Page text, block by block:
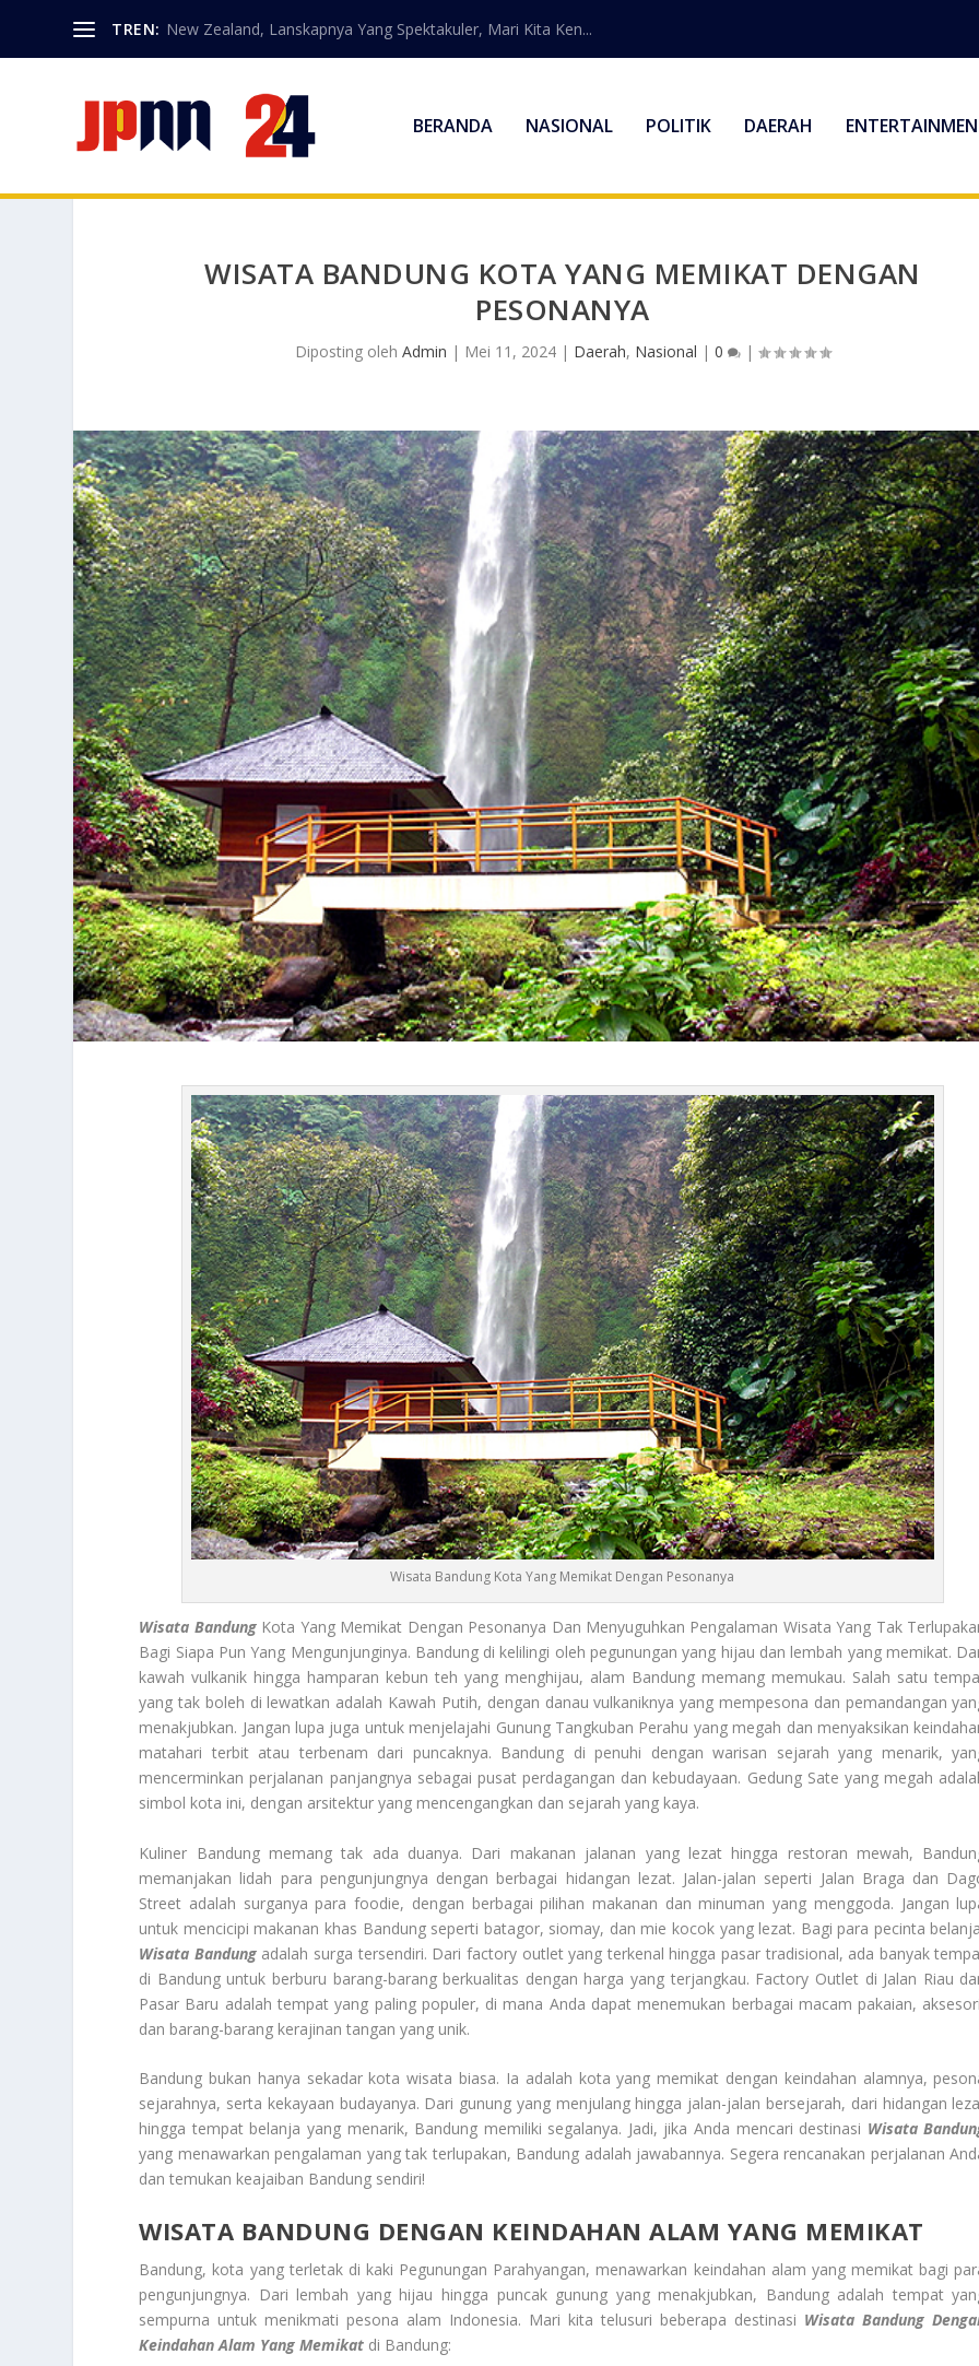
TREN: New Zealand, Lanskapnya Yang Spektakuler, Mari Kita Ken...
BERANDA NASIONAL POLITIK DAERAH
WISATA BANDUNG KOTA YANG MEMIKAT DENGAN
PESONANYA
Diposting oleh Admin | Mei 11, 2024| Daerah, Nasional | 0 |
Wisata Bandung Kota Yang Memikat Dengan Pesonanya
Wisata BandungKota Yang Memikat Dengan Pesonanya Dan Menyuguhkan Pengalaman Wisata Yang Tak
Bagi Siapa Pun Yang Mengunjunginya. Bandung di kelilingi oleh pegunungan yang hijau dan lembah yang memikat.
kawah vulkanik hingga hamparan kebun teh yang menghijau, alam Bandung memang memukau. Salah satu
yang tak boleh di lewatkan adalah Kawah Putih, dengan danau vulkaniknya yang mempesona dan pemandangan
menakjubkan. Jangan lupa juga untuk menjelajahi Gunung Tangkuban Perahu yang megah dan menyaksikan
matahari terbit atau terbenam dari puncaknya. Bandung di penuhi dengan warisan sejarah yang menarik,
mencerminkan perjalanan panjangnya sebagai pusat perdagangan dan kebudayaan. Gedung Sate yang megah
simbol kota ini, dengan arsitektur yang mencengangkan dan sejarah yang kaya.
Kuliner Bandung memang tak ada duanya. Dari makanan jalanan yang lezat hingga restoran mewah,
memanjakan lidah para pengunjungnya dengan berbagai hidangan lezat. Jalan-jalan seperti Jalan Braga dan
Street adalah surganya para foodie, dengan berbagai pilihan makanan dan minuman yang menggoda. Jangan
untuk mencicipi makanan khas Bandung seperti batagor, siomay, dan mie kocok yang lezat. Bagi para pecinta
Wisata Bandungadalah surga tersendiri. Dari factory outlet yang terkenal hingga pasar tradisional, ada banyak
di Bandung untuk berburu barang-barang berkualitas dengan harga yang terjangkau. Factory Outlet di Jalan Riau
Pasar Baru adalah tempat yang paling populer, di mana Anda dapat menemukan berbagai macam pakaian,
dan barang-barang kerajinan tangan yang unik.
Bandung bukan hanya sekadar kota wisata biasa. Ia adalah kota yang memikat dengan keindahan alamnya,
sejarahnya, serta kekayaan budayanya. Dari gunung yang menjulang hingga jalan-jalan bersejarah, dari hidangan
hingga tempat belanja yang menarik, Bandung memiliki segalanya. Jadi, jika Anda mencari destinasi Wisata
yang menawarkan pengalaman yang tak terlupakan, Bandung adalah jawabannya. Segera rencanakan perjalanan
dan temukan keajaiban Bandung sendiri!
WISATA BANDUNG DENGAN KEINDAHAN ALAM YANG MEMIKAT
Bandung, kota yang terletak di kaki Pegunungan Parahyangan, menawarkan keindahan alam yang memikat bagi
pengunjungnya. Dari lembah yang hijau hingga puncak gunung yang menakjubkan, Bandung adalah tempat
sempurna untuk menikmati pesona alam Indonesia. Mari kita telusuri beberapa destinasi Wisata Bandung
Keindahan Alam Yang Memikat di Bandung: